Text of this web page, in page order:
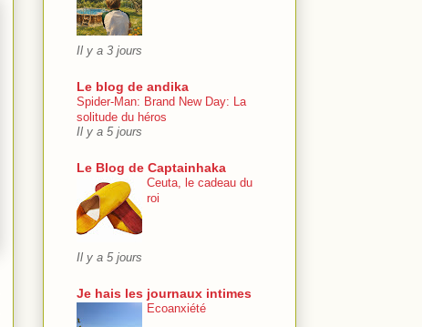
Il y a 3 jours
Le blog de andika
Spider-Man: Brand New Day: La
solitude du héros
Il y a 5 jours
Le Blog de Captainhaka
Ceuta, le cadeau du
roi
Il y a 5 jours
Je hais les journaux intimes
Ecoanxiété